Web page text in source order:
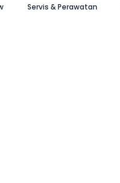
Servis & Perawatan